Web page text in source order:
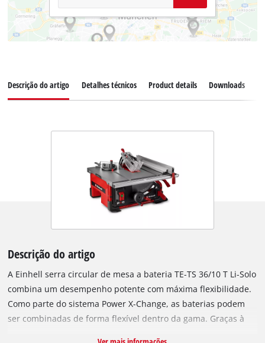
Descrição do artigo Detalhes técnicos Product details Downloads
Descrição do artigo
A Einhell serra circular de mesa a bateria TE-TS 36/10 T Li-Solo
combina um desempenho potente com máxima flexibilidade.
Como parte do sistema Power X-Change, as baterias podem
ser combinadas de forma flexível dentro da gama. Graças à